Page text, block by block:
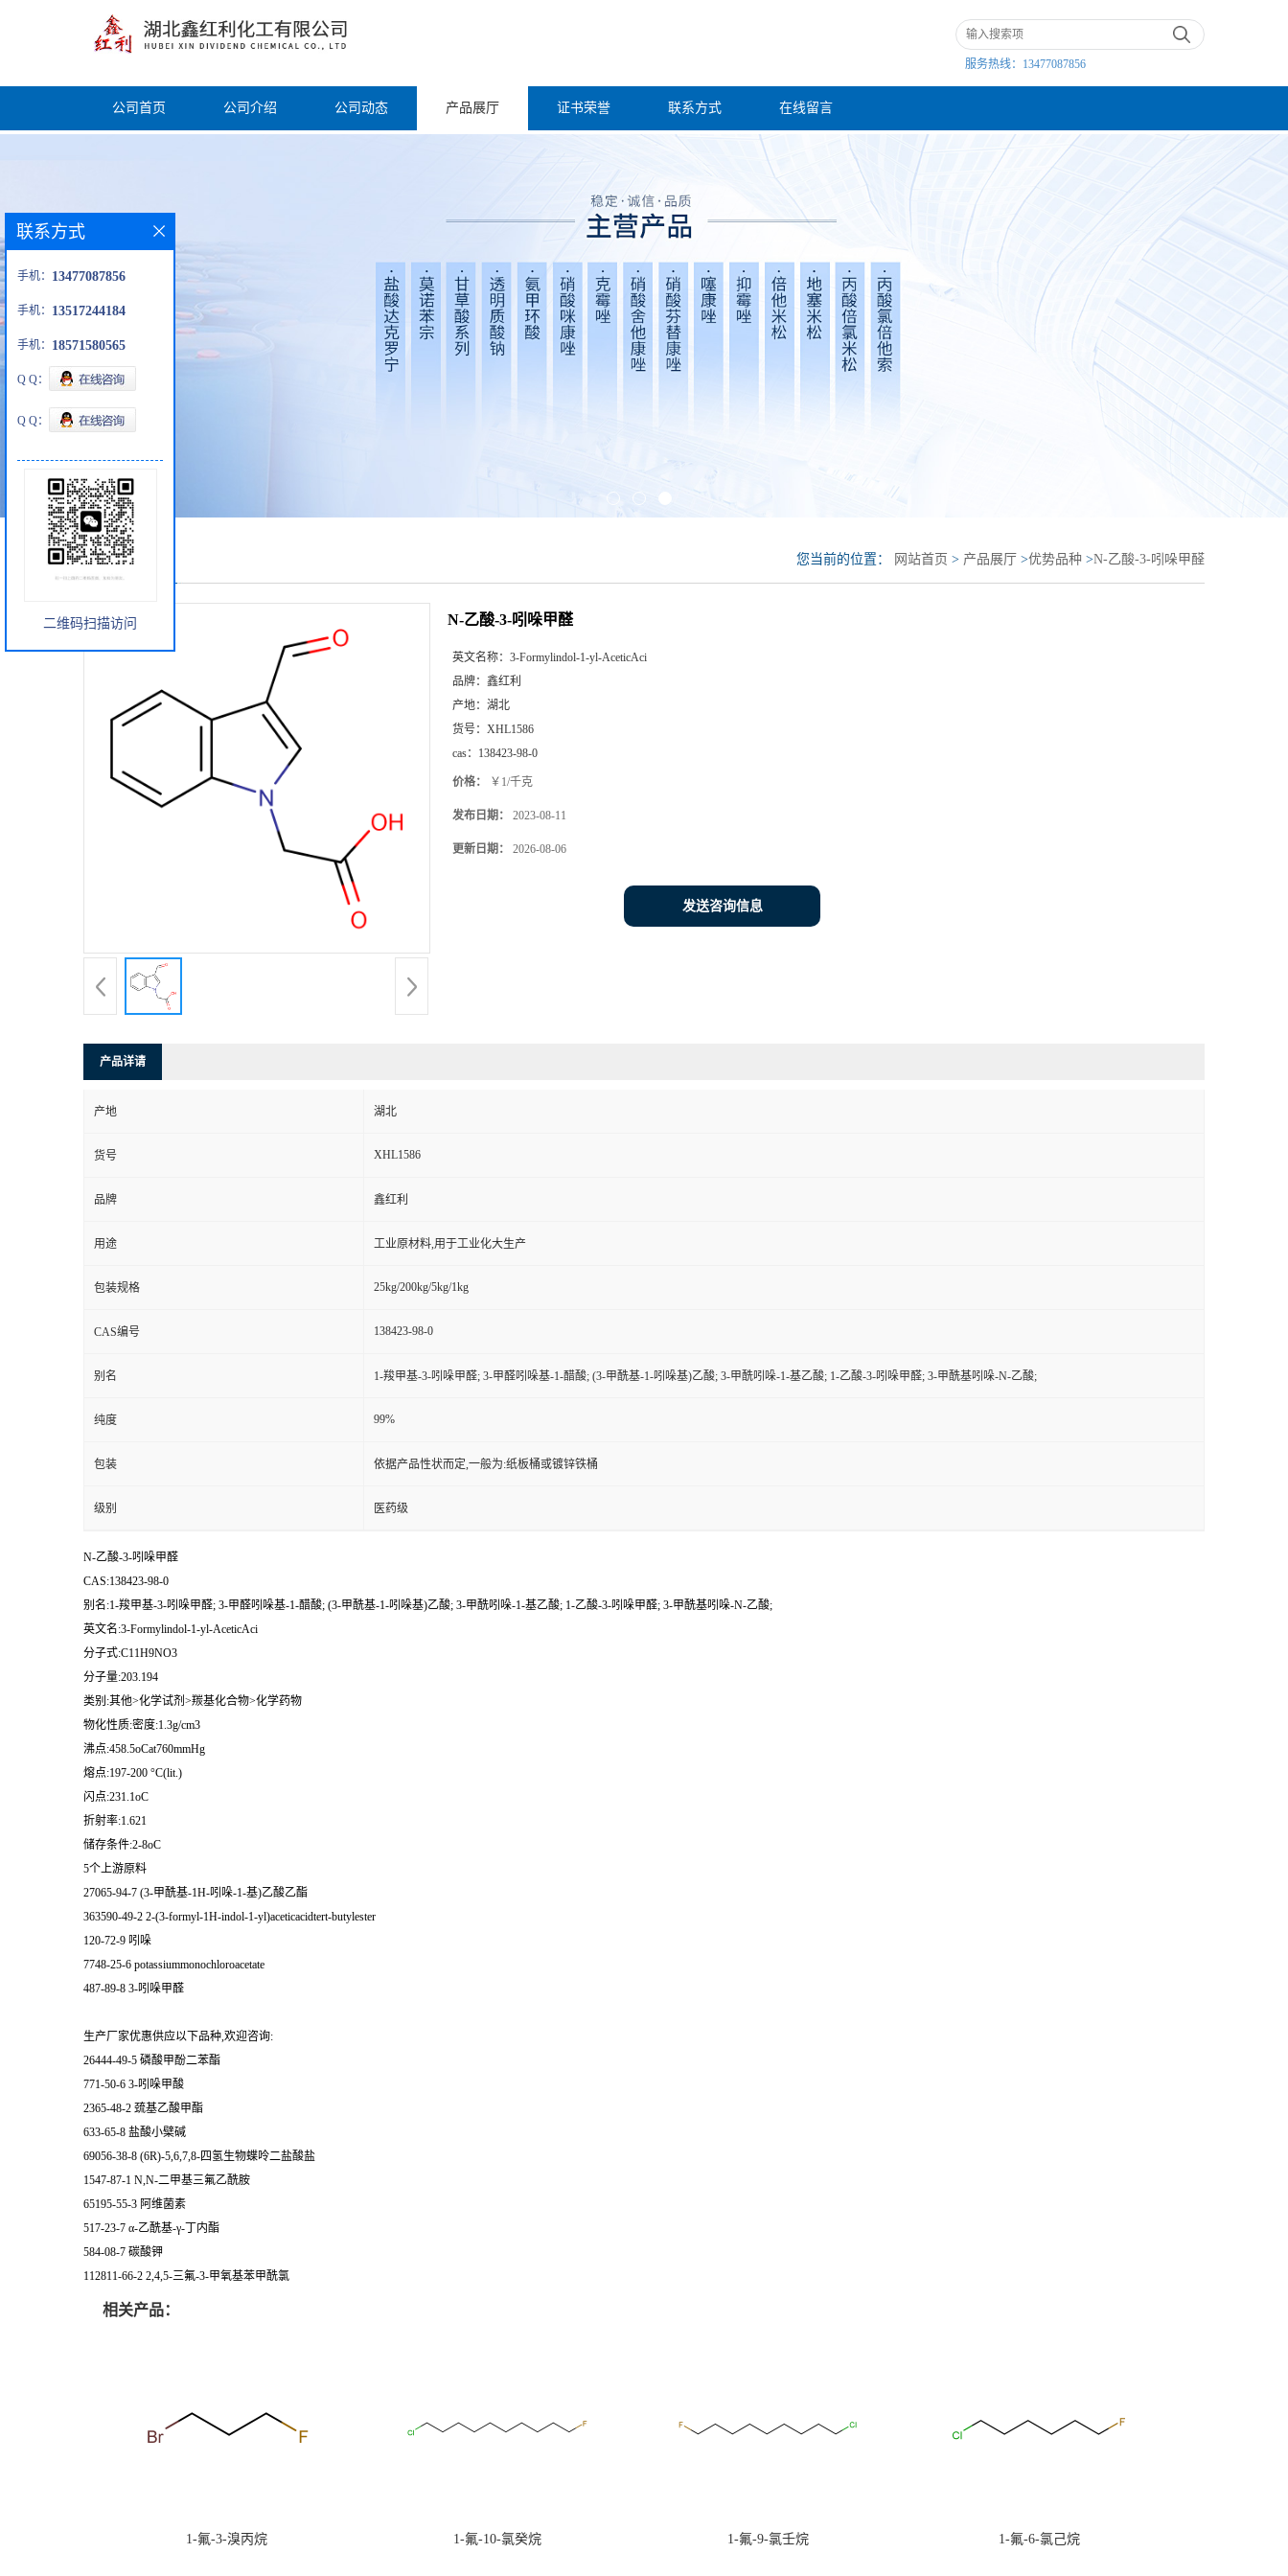
服务热线： 13477087856
公司首页 公司介绍 公司动态 产品展厅 证书荣誉 联系方式 在线留言
产品展厅 您当前的位置： 网站首页 > 产品展厅 >优势品种 >N-乙酸-3-吲哚甲醛
N-乙酸-3-吲哚甲醛
英文名称： 3-Formylindol-1-yl-AceticAci
品牌： 鑫红利
产地： 湖北
货号： XHL1586
cas： 138423-98-0
价格： ￥1/千克
发布日期： 2023-08-11
更新日期： 2026-08-06
发送咨询信息
产品详请
产地 湖北
货号 XHL1586
品牌 鑫红利
用途 工业原材料,用于工业化大生产
包装规格 25kg/200kg/5kg/1kg
CAS编号 138423-98-0
别名 1-羧甲基-3-吲哚甲醛; 3-甲醛吲哚基-1-醋酸; (3-甲酰基-1-吲哚基)乙酸; 3-甲酰吲哚-1-基乙酸; 1-乙酸-3-吲哚甲醛; 3-甲酰基吲哚-N-乙酸;
纯度 99%
包装 依据产品性状而定,一般为:纸板桶或镀锌铁桶
级别 医药级
N-乙酸-3-吲哚甲醛
CAS:138423-98-0
别名:1-羧甲基-3-吲哚甲醛; 3-甲醛吲哚基-1-醋酸; (3-甲酰基-1-吲哚基)乙酸; 3-甲酰吲哚-1-基乙酸; 1-乙酸-3-吲哚甲醛; 3-甲酰基吲哚-N-乙酸;
英文名:3-Formylindol-1-yl-AceticAci
分子式:C11H9NO3
分子量:203.194
类别:其他>化学试剂>羰基化合物>化学药物
物化性质:密度:1.3g/cm3
沸点:458.5oCat760mmHg
熔点:197-200 °C(lit.)
闪点:231.1oC
折射率:1.621
储存条件:2-8oC
5个上游原料
27065-94-7 (3-甲酰基-1H-吲哚-1-基)乙酸乙酯
363590-49-2 2-(3-formyl-1H-indol-1-yl)aceticacidtert-butylester
120-72-9 吲哚
7748-25-6 potassiummonochloroacetate
487-89-8 3-吲哚甲醛
生产厂家优惠供应以下品种,欢迎咨询:
26444-49-5 磷酸甲酚二苯酯
771-50-6 3-吲哚甲酸
2365-48-2 巯基乙酸甲酯
633-65-8 盐酸小檗碱
69056-38-8 (6R)-5,6,7,8-四氢生物蝶呤二盐酸盐
1547-87-1 N,N-二甲基三氟乙酰胺
65195-55-3 阿维菌素
517-23-7 α-乙酰基-γ-丁内酯
584-08-7 碳酸钾
112811-66-2 2,4,5-三氟-3-甲氧基苯甲酰氯
相关产品：
1-氟-3-溴丙烷 1-氟-10-氯癸烷 1-氟-9-氯壬烷 1-氟-6-氯己烷
联系方式
手机： 13477087856
手机： 13517244184
手机： 18571580565
Q Q：
Q Q：
二维码扫描访问